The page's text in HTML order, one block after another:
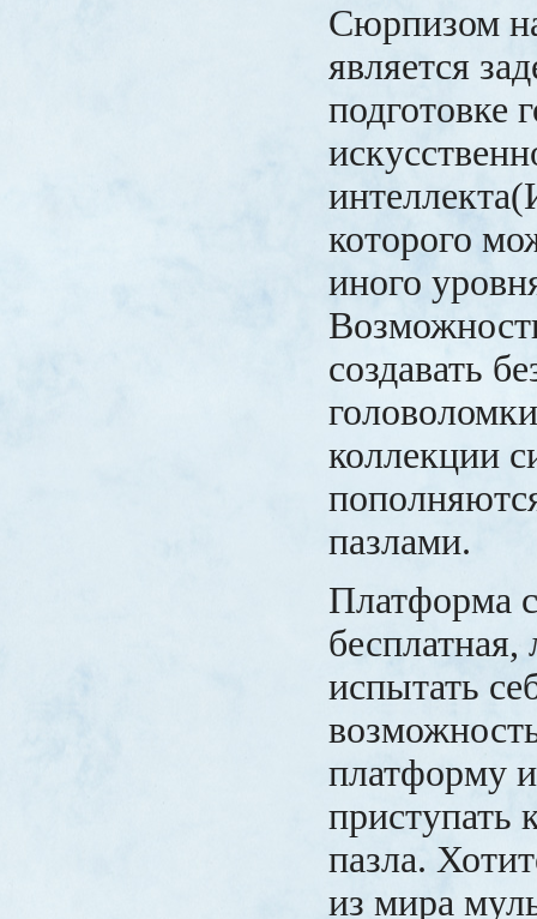
Сюрпизом
является
подготовке
которого
иного
создавать
коллекции
пазлами.
Платформа
испытать
платформу
приступать
пазла.
из мира